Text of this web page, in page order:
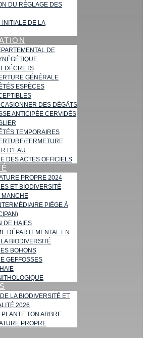
DU RÉGLAGE DES
INITIALE DE LA
DE
DÉCRETS
GÉNÉRALE
ESPÈCES
DES DÉGÂTS
ANTICIPÉE CERVIDÉS
TEMPORAIRES
FERMETURE
D’EAU
DES ACTES OFFICIELS
PROPRE 2024
ET BIODIVERSITÉ
MANCHE
PIÈGE À
DE HAIES
DÉPARTEMENTAL EN
BIODIVERSITÉ
BOHONS
GEFFOSSES
LA BIODIVERSITÉ ET
2026
PLANTE TON ARBRE
PROPRE